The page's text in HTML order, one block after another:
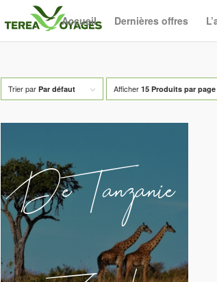
Accueil Dernières offres
Trier par Par défaut Afficher 15 Produits par page
De Tanzanie